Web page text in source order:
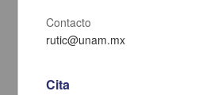
Contacto
rutic@unam.mx
Cita